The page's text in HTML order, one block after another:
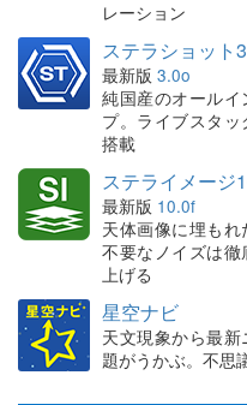
レーション
ステラショット3
最新版 3.0o
純国産のオール
プ。ライブスタ
搭載
ステライメージ
最新版 10.0f
天体画像に埋もれ
不要なノイズは
上げる
星空ナビ
天文現象から最
題がうかぶ。不思